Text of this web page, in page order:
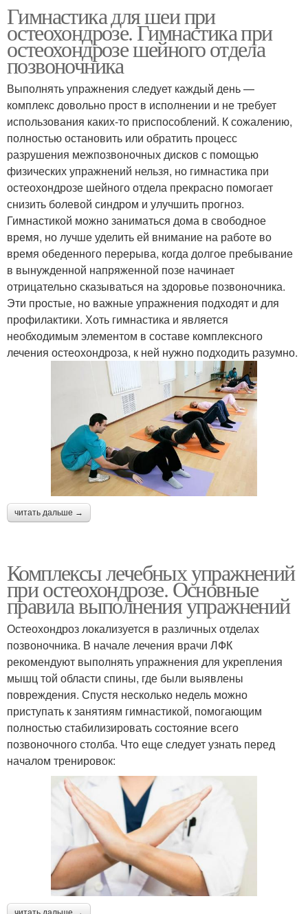
Гимнастика для шеи при
остеохондрозе. Гимнастика при
остеохондрозе шейного отдела
позвоночника
Выполнять упражнения следует каждый день —
комплекс довольно прост в исполнении и не требует
использования каких-то приспособлений. К сожалению,
полностью остановить или обратить процесс
разрушения межпозвоночных дисков с помощью
физических упражнений нельзя, но гимнастика при
остеохондрозе шейного отдела прекрасно помогает
снизить болевой синдром и улучшить прогноз.
Гимнастикой можно заниматься дома в свободное
время, но лучше уделить ей внимание на работе во
время обеденного перерыва, когда долгое пребывание
в вынужденной напряженной позе начинает
отрицательно сказываться на здоровье позвоночника.
Эти простые, но важные упражнения подходят и для
профилактики. Хоть гимнастика и является
необходимым элементом в составе комплексного
лечения остеохондроза, к ней нужно подходить разумно.
читать дальше →
Комплексы лечебных упражнений
при остеохондрозе. Основные
правила выполнения упражнений
Остеохондроз локализуется в различных отделах
позвоночника. В начале лечения врачи ЛФК
рекомендуют выполнять упражнения для укрепления
мышц той области спины, где были выявлены
повреждения. Спустя несколько недель можно
приступать к занятиям гимнастикой, помогающим
полностью стабилизировать состояние всего
позвоночного столба. Что еще следует узнать перед
началом тренировок: